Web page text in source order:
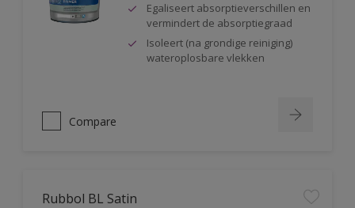
Egaliseert absorptieverschillen en
vermindert de absorptiegraad
Isoleert (na grondige reiniging)
wateroplosbare vlekken
Compare
Rubbol BL Satin